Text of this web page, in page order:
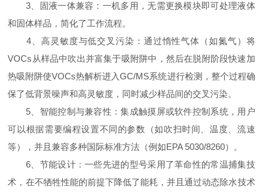
3、固液一体兼容：一机多用，无需更换模块即可处理液体
和固体样品，简化了工作流程。
4、高灵敏度与低交叉污染：通过惰性气体（如氮气）将
VOCs从样品中吹出并富集于吸附阱中，然后在脱附阶段快速加
热吸附阱使VOCs热解析进入GC/MS系统进行检测，整个过程确
保了低背景噪声和高灵敏度，同时减少样品间的交叉污染。
5、智能控制与兼容性：集成触摸屏或软件控制系统，用户
可以根据需要编程设置不同的参数（如吹扫时间、温度、流速
等），并且兼容多种国际标准方法（例如EPA 5030/8260）。
6、节能设计：一些先进的型号采用了革命性的常温捕集技
术，在不牺牲性能的前提下降低了能耗，并且通过动态除水技术